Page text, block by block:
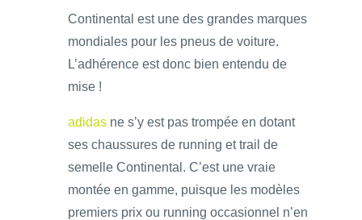
Continental est une des grandes marques
mondiales pour les pneus de voiture.
L’adhérence est donc bien entendu de
mise !
adidas ne s’y est pas trompée en dotant
ses chaussures de running et trail de
semelle Continental. C’est une vraie
montée en gamme, puisque les modèles
premiers prix ou running occasionnel n’en